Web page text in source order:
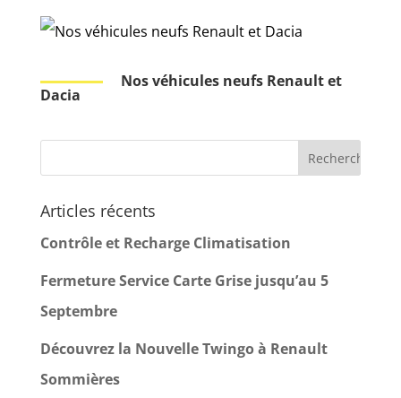
Nos véhicules neufs Renault et
Dacia
Articles récents
Contrôle et Recharge Climatisation
Fermeture Service Carte Grise jusqu’au 5
Septembre
Découvrez la Nouvelle Twingo à Renault
Sommières